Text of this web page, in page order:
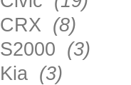
CRX (8)
S2000 (3)
Kia (3)